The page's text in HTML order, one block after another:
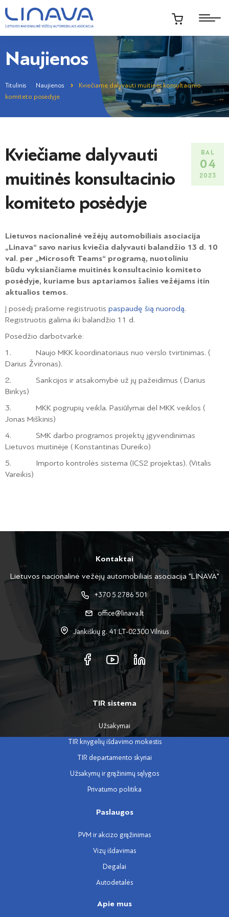
Naujienos
Titulinis Naujienos
Kviečiame dalyvauti muitinės konsultacinio
komiteto posėdyje
Kviečiame dalyvauti
muitinės konsultacinio
komiteto posėdyje
BAL
04
2023
Lietuvos nacionalinė vežėjų automobiliais asociacija
„Linava“ savo narius kviečia dalyvauti balandžio 13 d. 10
val. per „Microsoft Teams“ programą, nuotoliniu
būdu vyksiančiame muitinės konsultacinio komiteto
posėdyje, kuriame bus aptariamos šalies vežėjams itin
aktualios temos.
Į posėdį prašome registruotis paspaudę šią nuorodą.
Registruotis galima iki balandžio 11 d.
Posėdžio darbotvarkė:
1. Naujo MKK koordinatoriaus nuo verslo tvirtinimas. (
Darius Žvironas).
2. Sankcijos ir atsakomybė už jų pažeidimus ( Darius
Binkys)
3. MKK pogrupių veikla. Pasiūlymai dėl MKK veiklos (
Jonas Miškinis)
4. SMK darbo programos projektų įgyvendinimas
Lietuvos muitinėje ( Konstantinas Dureiko)
5. Importo kontrolės sistema (ICS2 projektas). (Vitalis
Vareikis)
Kontaktai
Lietuvos nacionalinė vežėjų automobiliais asociacija "LINAVA"
+370 5 2786 501
office@linava.lt
Jankiškių g. 41 LT-02300 Vilnius
TIR sistema
Užsakymai
TIR knygelių išdavimo mokestis
TIR departamento skyriai
Užsakymų ir grąžinimų sąlygos
Privatumo politika
Paslaugos
PVM ir akcizo grąžinimas
Vizų išdavimas
Degalai
Autodetalės
Apie mus